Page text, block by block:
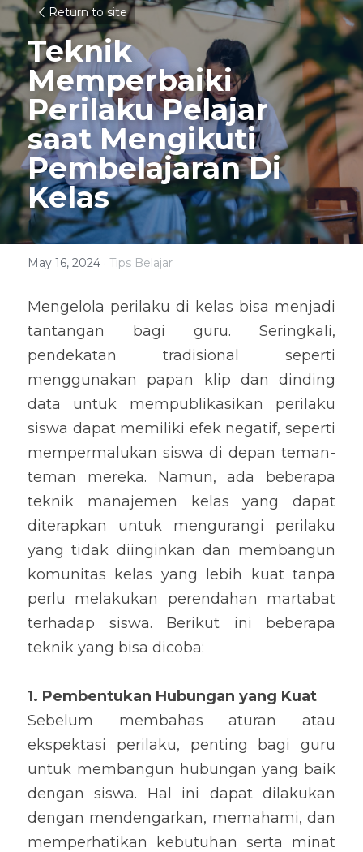
Return to site
Teknik
Memperbaiki
Perilaku Pelajar
saat Mengikuti
Pembelajaran Di
Kelas
May 16, 2024 · Tips Belajar
Mengelola perilaku di kelas bisa menjadi
tantangan bagi guru. Seringkali,
pendekatan tradisional seperti
menggunakan papan klip dan dinding
data untuk mempublikasikan perilaku
siswa dapat memiliki efek negatif, seperti
mempermalukan siswa di depan teman-
teman mereka. Namun, ada beberapa
teknik manajemen kelas yang dapat
diterapkan untuk mengurangi perilaku
yang tidak diinginkan dan membangun
komunitas kelas yang lebih kuat tanpa
perlu melakukan perendahan martabat
terhadap siswa. Berikut ini beberapa
teknik yang bisa dicoba:
1. Pembentukan Hubungan yang Kuat
Sebelum membahas aturan atau
ekspektasi perilaku, penting bagi guru
untuk membangun hubungan yang baik
dengan siswa. Hal ini dapat dilakukan
dengan mendengarkan, memahami, dan
memperhatikan kebutuhan serta minat